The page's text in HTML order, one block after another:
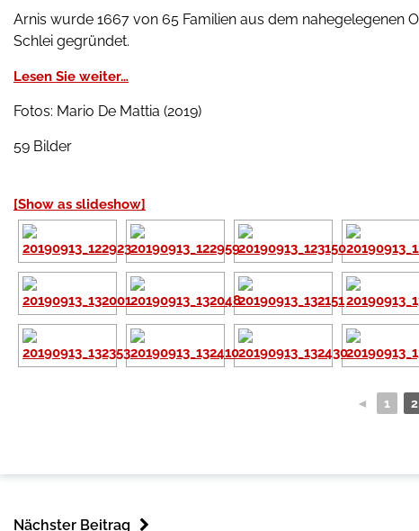
Arnis wurde 1667 von 65 Familien aus dem nahegelegenen
Schlei gegründet.
Lesen Sie weiter…
Fotos: Mario De Mattia (2019)
59 Bilder
[Show as slideshow]
◄ 1 2
Nächster Beitrag